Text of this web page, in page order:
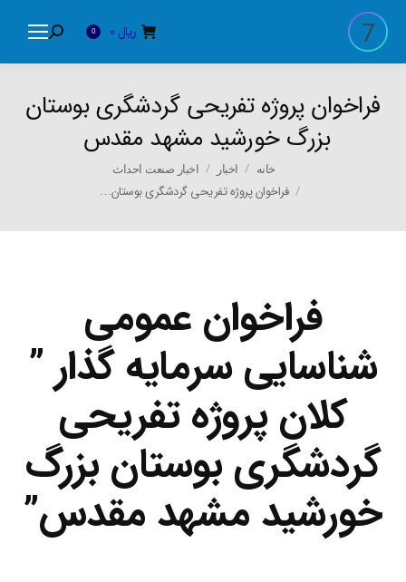
ریال 0
Search:
فراخوان پروژه تفریحی گردشگری بوستان
بزرگ خورشید مشهد مقدس
خانه اخبار اخبار صنعت احداث
فراخوان پروژه تفریحی گردشگری بوستان…
فراخوان عمومی
شناسایی سرمایه گذار ”
کلان پروژه تفریحی
گردشگری بوستان بزرگ
خورشید مشهد مقدس”